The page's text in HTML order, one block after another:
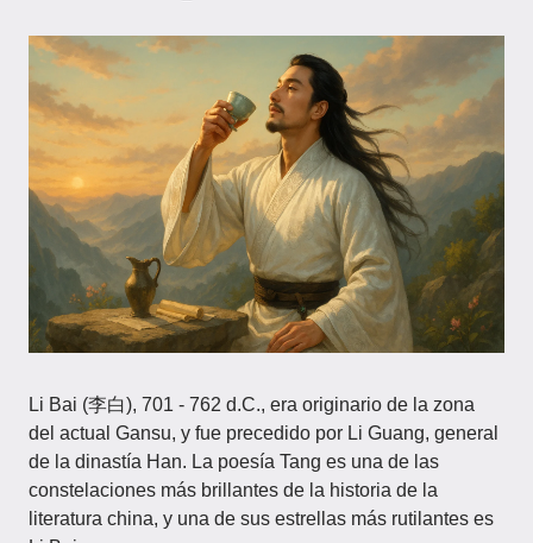
Li Bai (李白), 701 - 762 d.C., era originario de la zona
del actual Gansu, y fue precedido por Li Guang, general
de la dinastía Han. La poesía Tang es una de las
constelaciones más brillantes de la historia de la
literatura china, y una de sus estrellas más rutilantes es